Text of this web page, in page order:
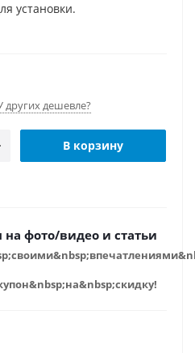
установки.
других дешевле?
В корзину
фото/видео и статьи